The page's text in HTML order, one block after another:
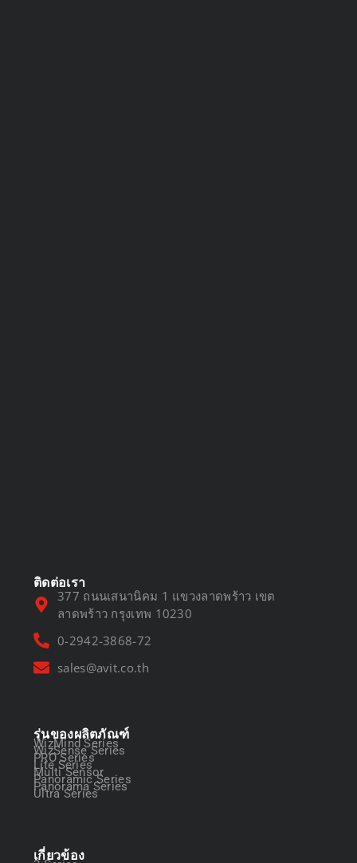
ติดต่อเรา
377 ถนนเสนานิคม 1 แขวงลาดพร้าว เขต
ลาดพร้าว กรุงเทพ 10230
0-2942-3868-72
sales@avit.co.th
รุ่นของผลิตภัณฑ์
WizMind Series
WizSense Series
PRO Series
Lite Series
Multi Sensor
Panoramic Series
Panorama Series
Ultra Series
เกี่ยวข้อง